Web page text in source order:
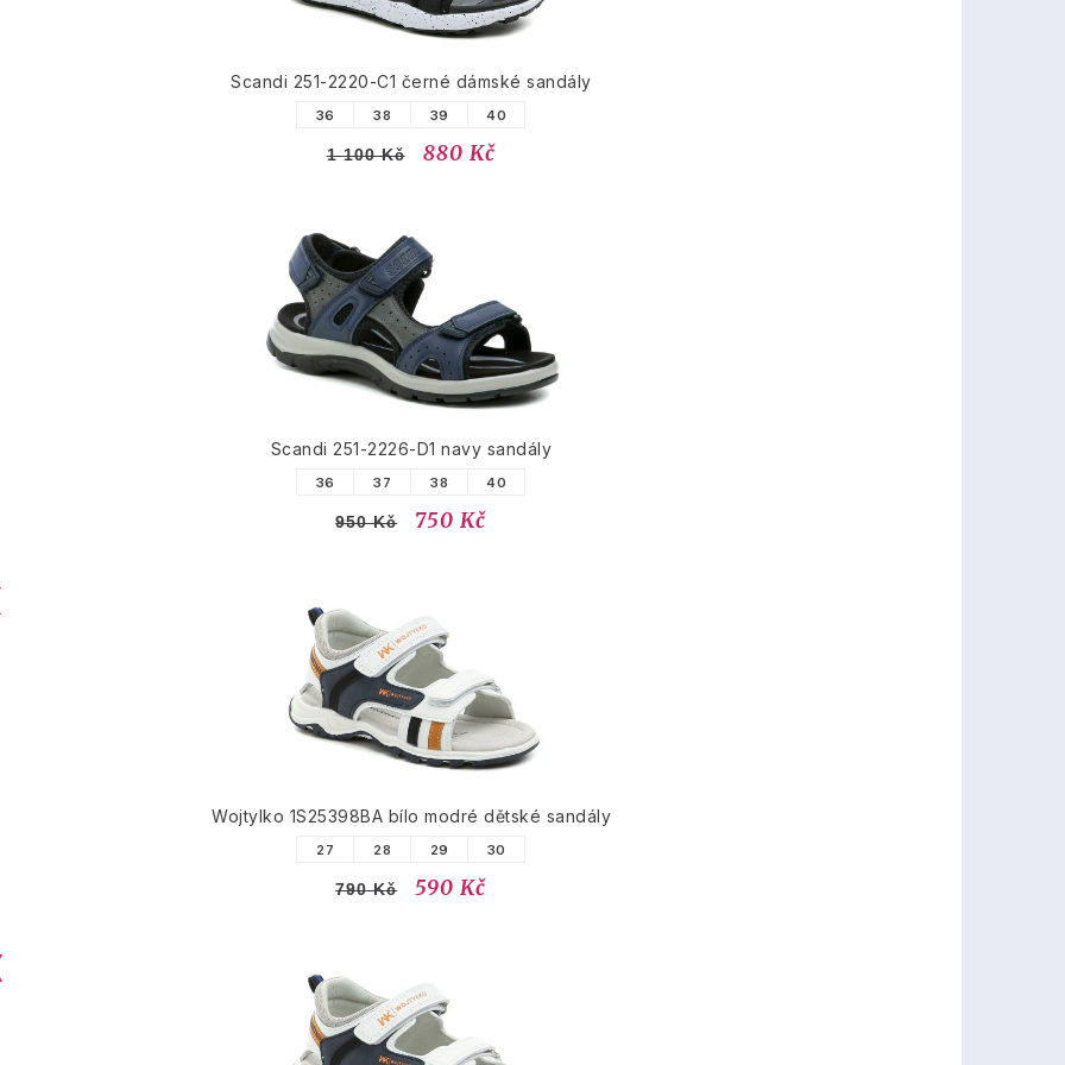
Scandi 251-2220-C1 černé dámské sandály
36 38 39 40
1 100 Kč 880 Kč
Scandi 251-2226-D1 navy sandály
36 37 38 40
950 Kč 750 Kč
Wojtylko 1S25398BA bílo modré dětské sandály
27 28 29 30
790 Kč 590 Kč